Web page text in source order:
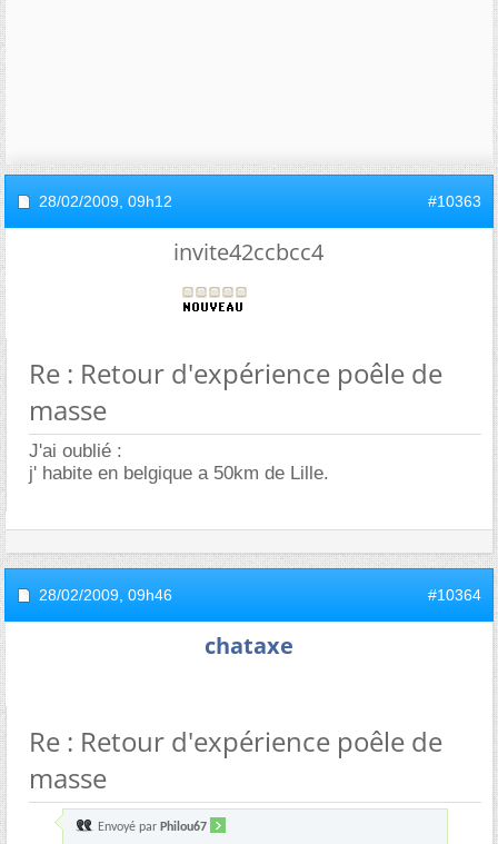
28/02/2009, 09h12 #10363
invite42ccbcc4
Re : Retour d'expérience poêle de
masse
J'ai oublié :
j' habite en belgique a 50km de Lille.
28/02/2009, 09h46 #10364
chataxe
Re : Retour d'expérience poêle de
masse
Envoyé par Philou67